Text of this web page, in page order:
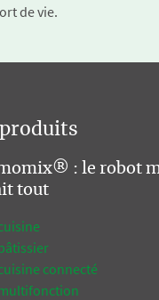
de vie.
: le robot
tout
connecté